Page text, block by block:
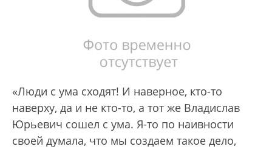
«Люди с ума сходят! И наверное, кто-то
наверху, да и не кто-то, а тот же Владислав
Юрьевич сошел с ума. Я-то по наивности
своей думала, что мы создаем такое дело,